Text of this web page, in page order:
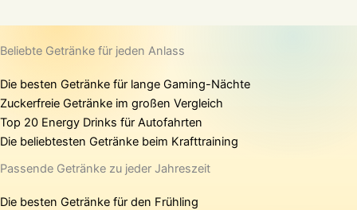
Beliebte Getränke für jeden Anlass
Die besten Getränke für lange Gaming-Nächte
Zuckerfreie Getränke im großen Vergleich
Top 20 Energy Drinks für Autofahrten
Die beliebtesten Getränke beim Krafttraining
Passende Getränke zu jeder Jahreszeit
Die besten Getränke für den Frühling